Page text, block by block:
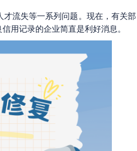
流失等一系列问题。现在，有关部
用记录的企业简直是利好消息。